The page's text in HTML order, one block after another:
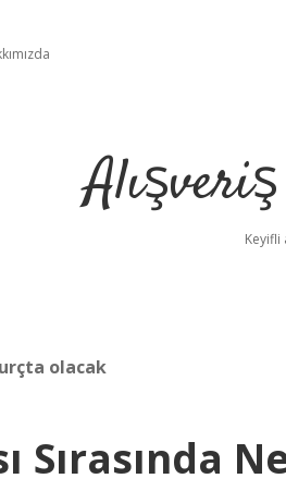
Keyifli
olacak
Sırasında